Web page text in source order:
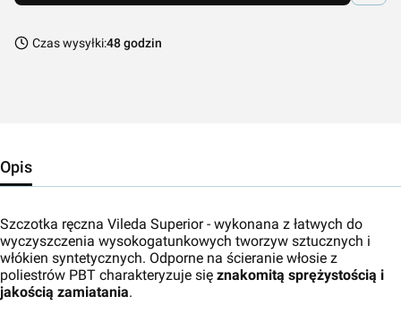
Czas wysyłki:48 godzin
Opis
Szczotka ręczna Vileda Superior - wykonana z łatwych do
wyczyszczenia wysokogatunkowych tworzyw sztucznych i
włókien syntetycznych. Odporne na ścieranie włosie z
poliestrów PBT charakteryzuje się znakomitą sprężystością i
jakością zamiatania.